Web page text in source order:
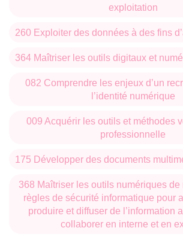
exploitation
260 Exploiter des données à des fins
364 Maîtriser les outils digitaux et
082 Comprendre les enjeux d’un
l’identité numérique
009 Acquérir les outils et méthodes
professionnelle
175 Développer des documents
368 Maîtriser les outils numériques de
règles de sécurité informatique pour
produire et diffuser de l’information
collaborer en interne et en